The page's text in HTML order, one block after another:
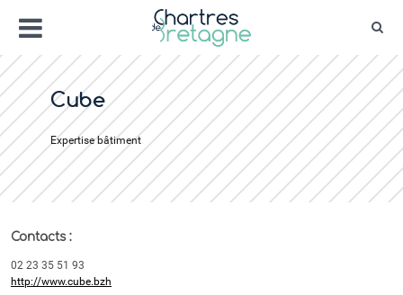
contenu
Menu
Bienvenue sur le site de la ville de
Ville Zéro phyto / 4 fleurs
Cube
Expertise bâtiment
Contacts :
02 23 35 51 93
http://www.cube.bzh